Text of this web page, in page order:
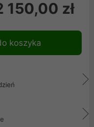
150,00 zł
koszyka